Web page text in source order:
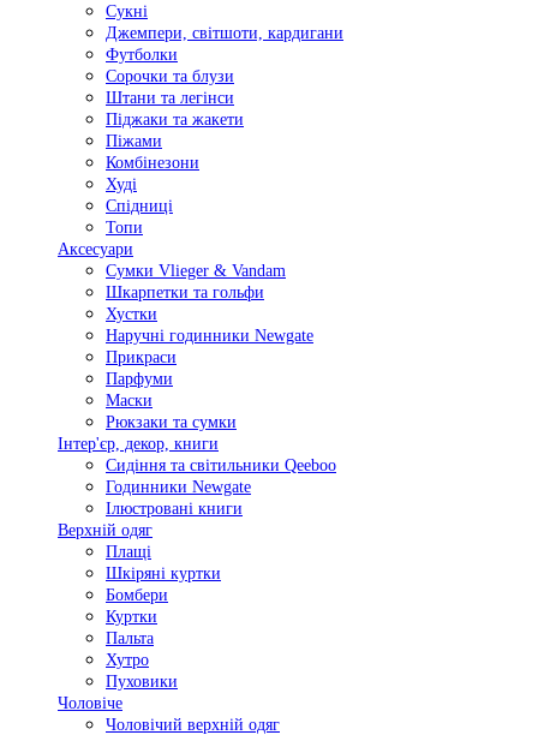
Сукні
Джемпери, світшоти, кардигани
Футболки
Сорочки та блузи
Штани та легінси
Піджаки та жакети
Піжами
Комбінезони
Худі
Спідниці
Топи
Аксесуари
Сумки Vlieger & Vandam
Шкарпетки та гольфи
Хустки
Наручні годинники Newgate
Прикраси
Парфуми
Маски
Рюкзаки та сумки
Інтер'єр, декор, книги
Сидіння та світильники Qeeboo
Годинники Newgate
Ілюстровані книги
Верхній одяг
Плащі
Шкіряні куртки
Бомбери
Куртки
Пальта
Хутро
Пуховики
Чоловіче
Чоловічий верхній одяг